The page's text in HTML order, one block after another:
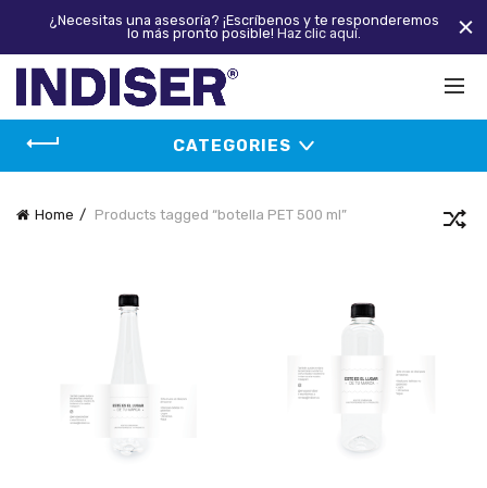
CATEGORIES
Home Products tagged “botella PET 500 ml”
¿Necesitas una asesoría? ¡Escríbenos y te responderemos
lo más pronto posible! Haz clic aquí.